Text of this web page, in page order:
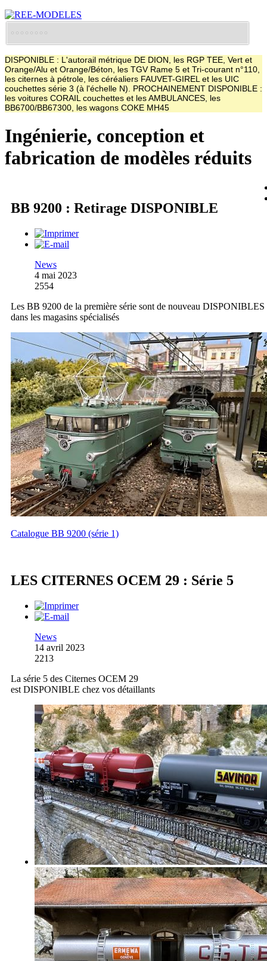
DISPONIBLE : L'autorail métrique DE DION, les RGP TEE, Vert et
Orange/Alu et Orange/Béton, les TGV Rame 5 et Tri-courant n°110,
les citernes à pétrole, les céréaliers FAUVET-GIREL et les UIC
couchettes série 3 (à l'échelle N). PROCHAINEMENT DISPONIBLE :
les voitures CORAIL couchettes et les AMBULANCES, les
BB6700/BB67300, les wagons COKE MH45
Ingénierie, conception et
fabrication de modèles réduits
BB 9200 : Retirage DISPONIBLE
News
4 mai 2023
2554
Les BB 9200 de la première série sont de nouveau DISPONIBLES
dans les magasins spécialisés
Catalogue BB 9200 (série 1)
LES CITERNES OCEM 29 : Série 5
News
14 avril 2023
2213
La série 5 des Citernes OCEM 29
est DISPONIBLE chez vos détaillants